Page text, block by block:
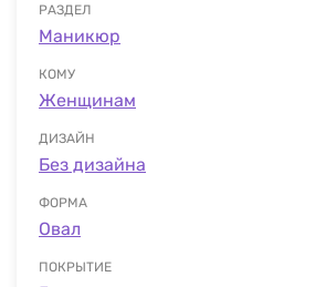
РАЗДЕЛ
Маникюр
КОМУ
Женщинам
ДИЗАЙН
Без дизайна
ФОРМА
Овал
ПОКРЫТИЕ